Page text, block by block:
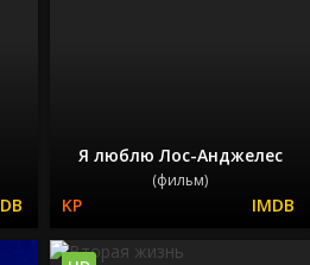
Я люблю Лос-Анджелес
(фильм)